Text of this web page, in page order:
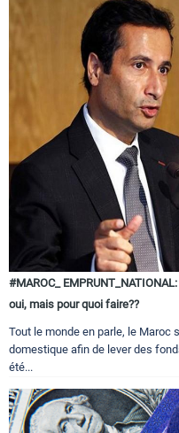
#MAROC_
oui, mais pour quoi faire??
Tout le monde en parle, le Maroc
domestique afin de lever des
été...